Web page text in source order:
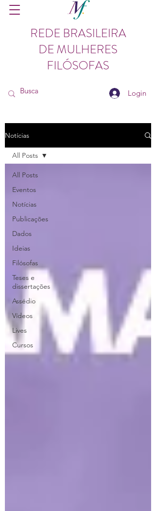
REDE BRASILEIRA
DE MULHERES
FILÓSOFAS
Login
Notícias
All Posts
Eventos
Notícias
Publicações
Dados
Ideias
Filósofas
Teses e
dissertações
Assédio
Vídeos
Lives
Cursos
All Posts